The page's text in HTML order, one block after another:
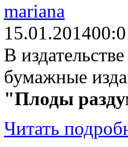
mariana
15.01.2014
В
бумажные
"Плоды
Читать